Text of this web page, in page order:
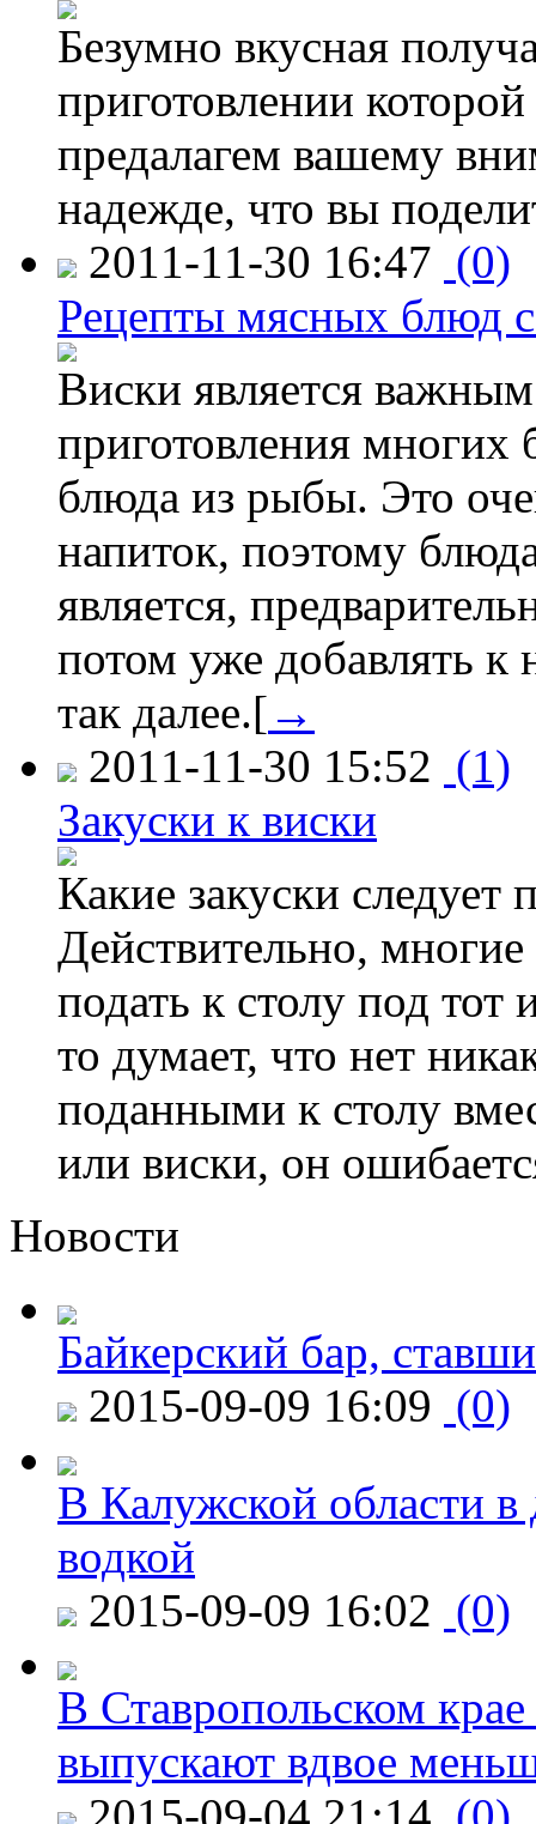
Безумно вкусная
приготовлении
предалагем вашему
надежде, что вы
2011-11-30 16:47 (0)
Рецепты мясных блюд
Виски является
приготовления
блюда из рыбы. Это
напиток, поэтому
является,
потом уже добавлять
так далее.[ →
2011-11-30 15:52 (1)
Закуски к виски
Какие закуски следует
Действительно,
подать к столу под
то думает, что нет
поданными к столу
или виски, он
Новости
Байкерский бар,
2015-09-09 16:09 (0)
В Калужской области в
водкой
2015-09-09 16:02 (0)
В Ставропольском
выпускают вдвое